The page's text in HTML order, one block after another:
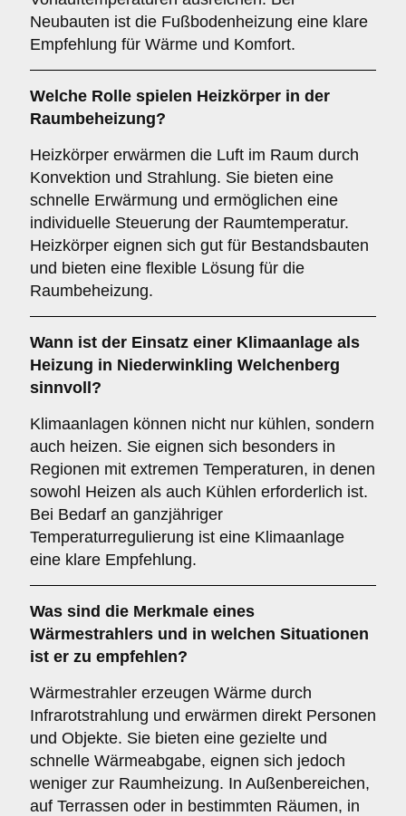
Neubauten ist die Fußbodenheizung eine klare
Empfehlung für Wärme und Komfort.
Welche Rolle spielen Heizkörper in der
Raumbeheizung?
Heizkörper erwärmen die Luft im Raum durch
Konvektion und Strahlung. Sie bieten eine
schnelle Erwärmung und ermöglichen eine
individuelle Steuerung der Raumtemperatur.
Heizkörper eignen sich gut für Bestandsbauten
und bieten eine flexible Lösung für die
Raumbeheizung.
Wann ist der Einsatz einer Klimaanlage als
Heizung in Niederwinkling Welchenberg
sinnvoll?
Klimaanlagen können nicht nur kühlen, sondern
auch heizen. Sie eignen sich besonders in
Regionen mit extremen Temperaturen, in denen
sowohl Heizen als auch Kühlen erforderlich ist.
Bei Bedarf an ganzjähriger
Temperaturregulierung ist eine Klimaanlage
eine klare Empfehlung.
Was sind die Merkmale eines
Wärmestrahlers und in welchen Situationen
ist er zu empfehlen?
Wärmestrahler erzeugen Wärme durch
Infrarotstrahlung und erwärmen direkt Personen
und Objekte. Sie bieten eine gezielte und
schnelle Wärmeabgabe, eignen sich jedoch
weniger zur Raumheizung. In Außenbereichen,
auf Terrassen oder in bestimmten Räumen, in